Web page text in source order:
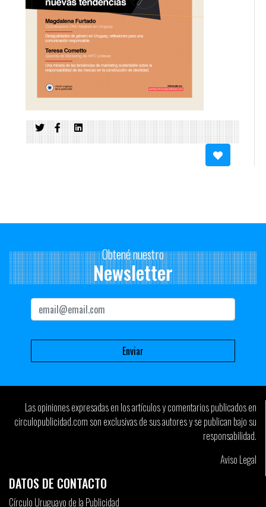
Obtené nuestro
Newsletter
Las opiniones expresadas en los artículos y comentarios publicados en
circulopublicidad.com son exclusivas de sus autores y se publican bajo su
responsabilidad.
Aviso Legal
DATOS DE CONTACTO
Círculo Uruguayo de la Publicidad